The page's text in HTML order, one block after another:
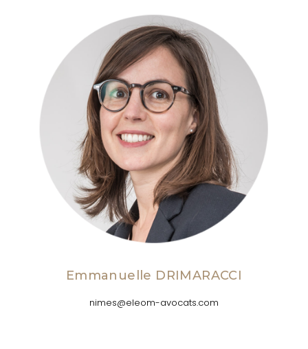
Emmanuelle DRIMARACCI
nimes@eleom-avocats.com